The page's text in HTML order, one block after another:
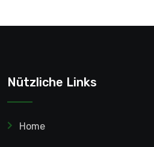
Nützliche Links
Home